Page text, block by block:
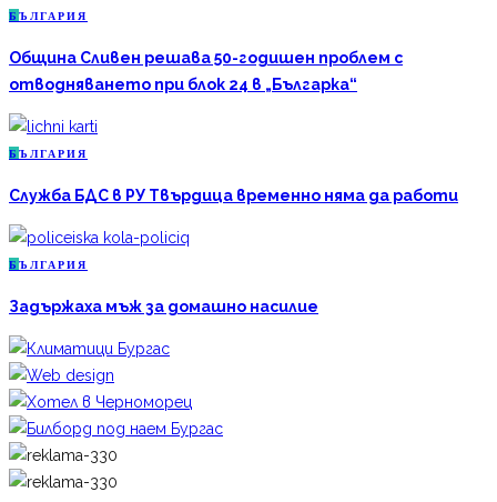
Б ЪЛГАРИЯ
Община Сливен решава 50-годишен проблем с
отводняването при блок 24 в „Българка“
Б ЪЛГАРИЯ
Служба БДС в РУ Твърдица временно няма да работи
Б ЪЛГАРИЯ
Задържаха мъж за домашно насилие